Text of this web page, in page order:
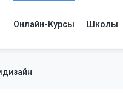
Онлайн-Курсы Школы